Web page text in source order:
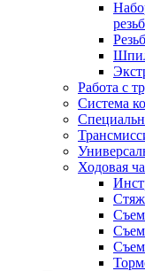
Работа с
Система
Ходовая